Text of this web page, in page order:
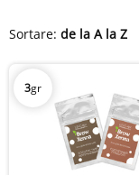
Sortare: de la A la Z
3gr